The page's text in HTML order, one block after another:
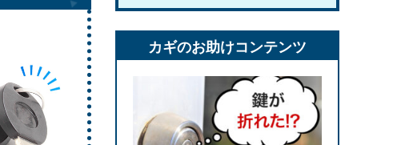
カギのお助けコンテンツ